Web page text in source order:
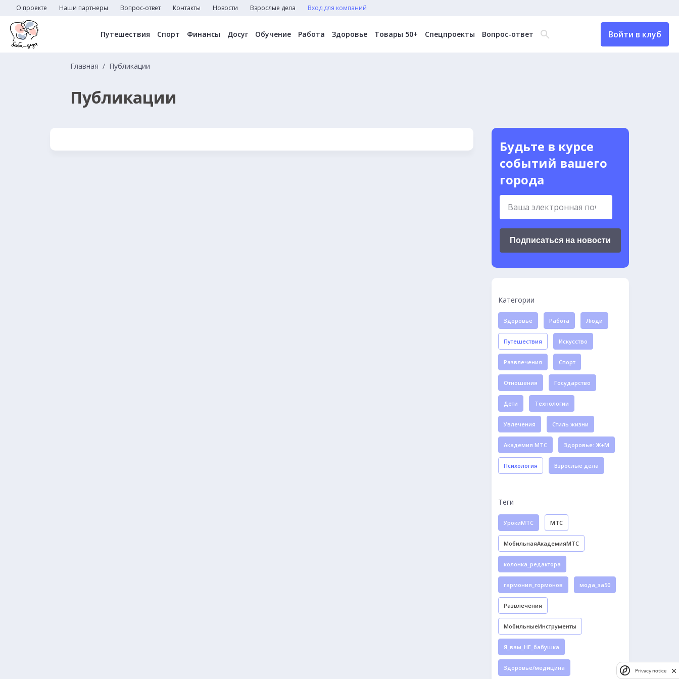
О проекте Наши партнеры Вопрос-ответ Контакты Новости Взрослые дела Вход для компаний
Путешествия Спорт Финансы Досуг Обучение Работа Здоровье Товары 50+ Спецпроекты Вопрос-ответ Войти в клуб
Главная Публикации
Публикации
Будьте в курсе
событий вашего
города
Подписаться на новости
Категории
Здоровье Работа Люди
Путешествия Искусство
Развлечения Спорт
Отношения Государство
Дети Технологии
Увлечения Стиль жизни
Академия МТС Здоровье: Ж+М
Психология Взрослые дела
Теги
УрокиМТС МТС
МобильнаяАкадемияМТС
колонка_редактора
гармония_гормонов мода_за50
Развлечения
МобильныеИнструменты
Я_вам_НЕ_бабушка
Здоровье/медицина Privacy notice